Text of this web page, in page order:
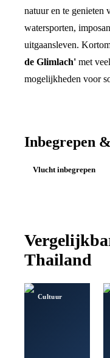
natuur en te genieten
watersporten,
uitgaansleven.
de Glimlach' met veel
mogelijkheden voor
Inbegrepen
Vlucht inbegrepen
Thailand
Cultuur